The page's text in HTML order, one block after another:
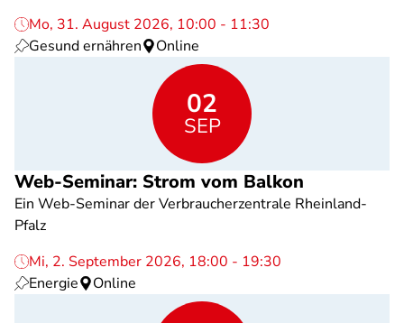
Mo, 31. August 2026, 10:00 - 11:30
Gesund ernähren
Online
02
SEP
Web-Seminar: Strom vom Balkon
Ein Web-Seminar der Verbraucherzentrale Rheinland-
Pfalz
Mi, 2. September 2026, 18:00 - 19:30
Energie
Online